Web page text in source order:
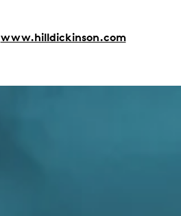
www.hilldickinson.com